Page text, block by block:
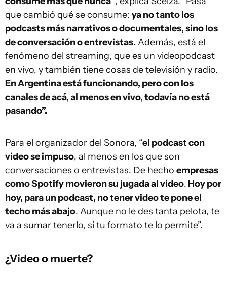
que cambió qué se consume: ya no tanto los
podcasts más narrativos o documentales, sino los
de conversación o entrevistas. Además, está el
fenómeno del streaming, que es un videopodcast
en vivo, y también tiene cosas de televisión y radio.
En Argentina está funcionando, pero con los
canales de acá, al menos en vivo, todavía no está
pasando”.
Para el organizador del Sonora, “el podcast con
video se impuso, al menos en los que son
conversaciones o entrevistas. De hecho empresas
como Spotify movieron su jugada al video. Hoy por
hoy, para un podcast, no tener video te pone el
techo más abajo. Aunque no le des tanta pelota, te
va a sumar tenerlo, si tu formato te lo permite”.
¿Video o muerte?